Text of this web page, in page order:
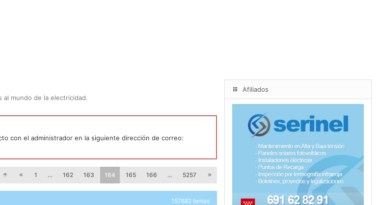
al mundo de la electricidad.
con el administrador en la siguiente dirección de correo:
1 … 162 163 164 165 166 … 5257
157682 temas
Afiliados